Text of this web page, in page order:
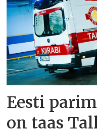
Eesti
on taas